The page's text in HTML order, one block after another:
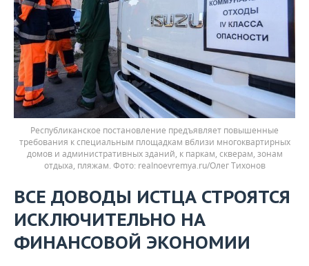
Республиканское постановление предъявляет повышенные
требования к специальным площадкам вблизи многоквартирных
домов и административных зданий, к паркам, скверам, зонам
отдыха, пляжам.
realnoevremya.ru/Олег Тихонов
ВСЕ ДОВОДЫ ИСТЦА СТРОЯТСЯ
ИСКЛЮЧИТЕЛЬНО НА
ФИНАНСОВОЙ ЭКОНОМИИ